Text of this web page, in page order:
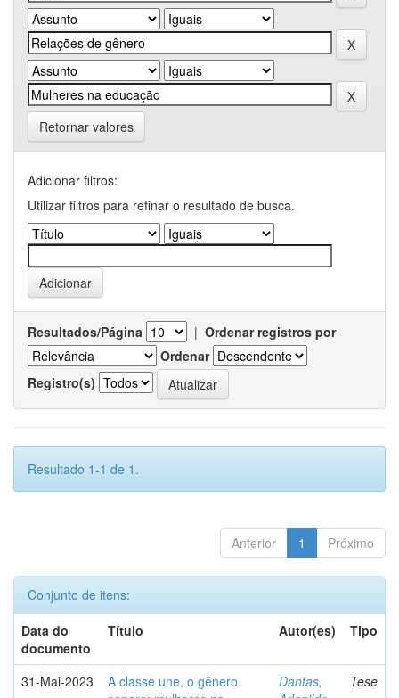
Retornar valores
Adicionar filtros:
Utilizar filtros para refinar o resultado de busca.
Resultados/Página | Ordenar registros por
Ordenar
Registro(s)
Resultado 1-1 de 1.
Anterior 1 Próximo
Conjunto de itens:
Data do
documento
Título Autor(es) Tipo
31-Mai-2023
A classe une, o gênero
Dantas,
Tese